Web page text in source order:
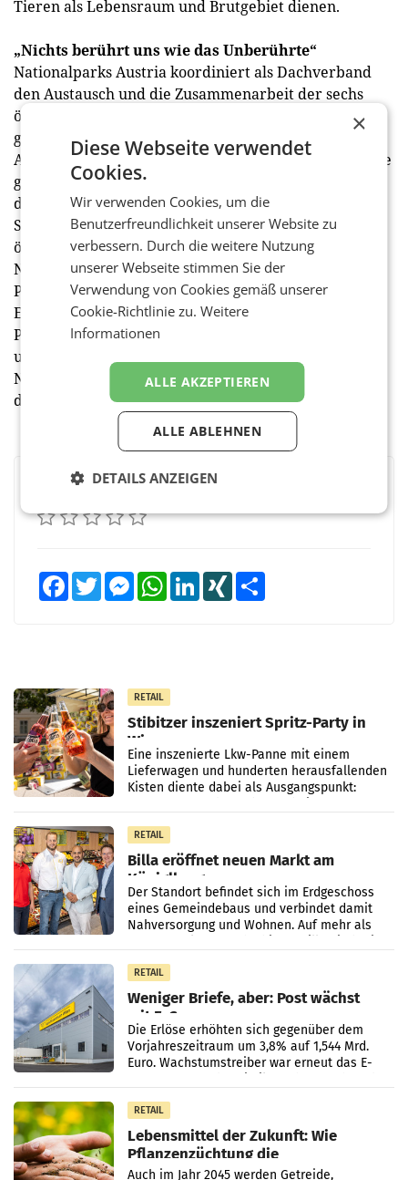
Tieren als Lebensraum und Brutgebiet dienen.
„Nichts berührt uns wie das Unberührte“
Nationalparks Austria koordiniert als Dachverband
den Austausch und die Zusammenarbeit der sechs
österreichischen Nationalparks sowie die Umsetzung
gemeinsamer Projekte. Ein wichtiger
Aufgabenbereich neben Forschung und Bildung ist die
gemeinsame Kommunikation. Im Mittelpunkt steht
dabei die Sensibilisierung für die Bedeutung der
Schutzgebiete und ihrer Besonderheiten als
ökologisch wertvollste Naturräume unseres Landes.
Naturschutz und Arterhalt genießen hier oberste
Priorität und sorgen für eine weitgehend ungestörte
Entfaltung der charakteristischen Tier- und
Pflanzenwelt. Indem all das auch für Besucherinnen
und Besucher erfahrbar gemacht wird, leben die
Nationalparks ihre Botschaft: „Nichts berührt uns wie
das Unberührte“. (red)
BEWERTEN SIE DIESEN ARTIKEL
FacebookTwitter MessengerWhatsAppLinkedInXING
RETAIL
Stibitzer inszeniert Spritz-Party in
Wien
Eine inszenierte Lkw-Panne mit einem
Lieferwagen und hunderten herausfallenden
Kisten diente dabei als Ausgangspunkt:
RETAIL
Billa eröffnet neuen Markt am
Küniglberg
Der Standort befindet sich im Erdgeschoss
eines Gemeindebaus und verbindet damit
Nahversorgung und Wohnen. Auf mehr als
RETAIL
Weniger Briefe, aber: Post wächst
mit E-Commerce
Die Erlöse erhöhten sich gegenüber dem
Vorjahreszeitraum um 3,8% auf 1,544 Mrd.
Euro. Wachstumstreiber war erneut das E-
RETAIL
Lebensmittel der Zukunft: Wie
Pflanzenzüchtung die
Ernährungssicherheit sichert
Auch im Jahr 2045 werden Getreide,
×
Diese Webseite verwendet
Cookies.
Wir verwenden Cookies, um die
Benutzerfreundlichkeit unserer Website zu
verbessern. Durch die weitere Nutzung
unserer Webseite stimmen Sie der
Verwendung von Cookies gemäß unserer
Cookie-Richtlinie zu.Weitere
Informationen
ALLE AKZEPTIEREN
ALLE ABLEHNEN
DETAILS ANZEIGEN